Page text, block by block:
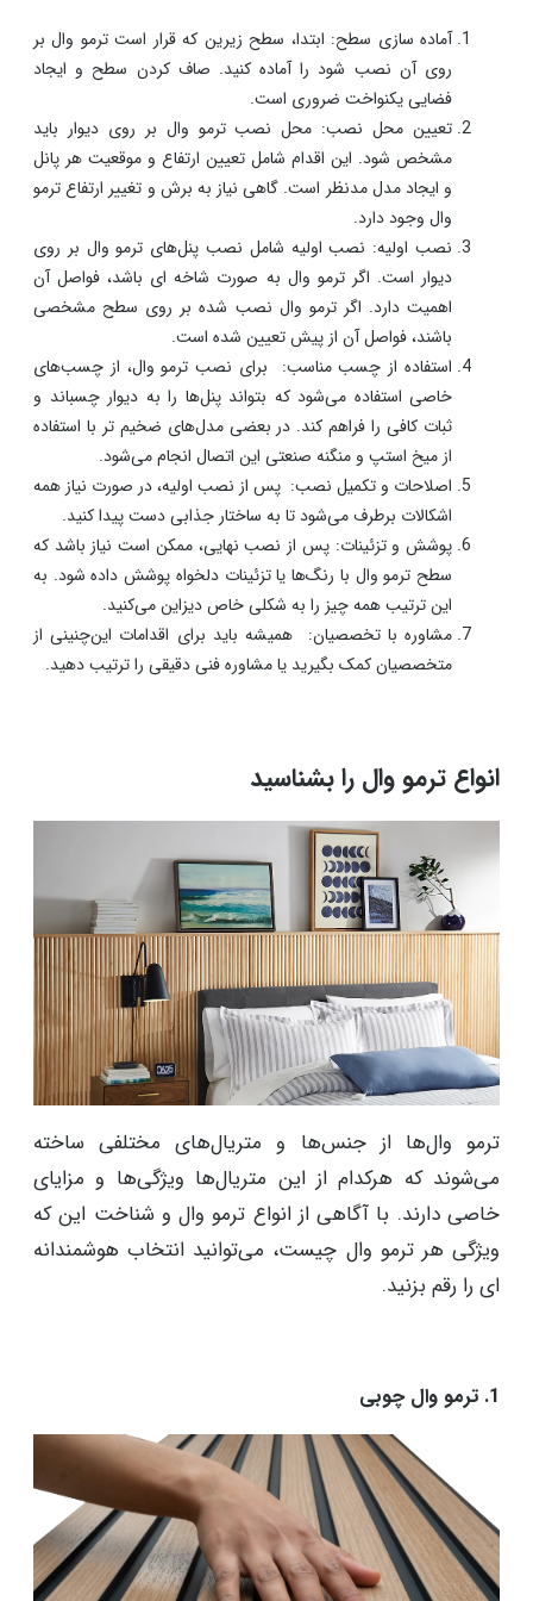
آماده سازی سطح: ابتدا، سطح زیرین که قرار است ترمو وال بر
روی آن نصب شود را آماده کنید. صاف کردن سطح و ایجاد
فضایی یکنواخت ضروری است.
تعیین محل نصب: محل نصب ترمو وال بر روی دیوار باید
مشخص شود. این اقدام شامل تعیین ارتفاع و موقعیت هر پانل
و ایجاد مدل مدنظر است. گاهی نیاز به برش و تغییر ارتفاع ترمو
وال وجود دارد.
نصب اولیه: نصب اولیه شامل نصب پنل‌های ترمو وال بر روی
دیوار است. اگر ترمو وال به صورت شاخه ای باشد، فواصل آن
اهمیت دارد. اگر ترمو وال نصب شده بر روی سطح مشخصی
باشند، فواصل آن از پیش تعیین شده است.
استفاده از چسب مناسب: برای نصب ترمو وال، از چسب‌های
خاصی استفاده می‌شود که بتواند پنل‌ها را به دیوار چسباند و
ثبات کافی را فراهم کند. در بعضی مدل‌های ضخیم تر با استفاده
از میخ استپ و منگنه صنعتی این اتصال انجام می‌شود.
اصلاحات و تکمیل نصب: پس از نصب اولیه، در صورت نیاز همه
اشکالات برطرف می‌شود تا به ساختار جذابی دست پیدا کنید.
پوشش و تزئینات: پس از نصب نهایی، ممکن است نیاز باشد که
سطح ترمو وال با رنگ‌ها یا تزئینات دلخواه پوشش داده شود. به
این ترتیب همه چیز را به شکلی خاص دیزاین می‌کنید.
مشاوره با تخصصیان: همیشه باید برای اقدامات این‌چنینی از
متخصصیان کمک بگیرید یا مشاوره فنی دقیقی را ترتیب دهید.
انواع ترمو وال را بشناسید
ترمو وال‌ها از جنس‌ها و متریال‌های مختلفی ساخته
می‌شوند که هرکدام از این متریال‌ها ویژگی‌ها و مزایای
خاصی دارند. با آگاهی از انواع ترمو وال و شناخت این که
ویژگی هر ترمو وال چیست، می‌توانید انتخاب هوشمندانه
ای را رقم بزنید.